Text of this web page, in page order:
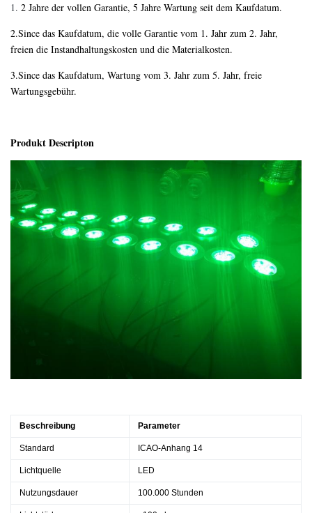
1. 2 Jahre der vollen Garantie, 5 Jahre Wartung seit dem Kaufdatum.
2.Since das Kaufdatum, die volle Garantie vom 1. Jahr zum 2. Jahr,
freien die Instandhaltungskosten und die Materialkosten.
3.Since das Kaufdatum, Wartung vom 3. Jahr zum 5. Jahr, freie
Wartungsgebühr.
Produkt Descripton
Beschreibung Parameter
Standard ICAO-Anhang 14
Lichtquelle LED
Nutzungsdauer 100.000 Stunden